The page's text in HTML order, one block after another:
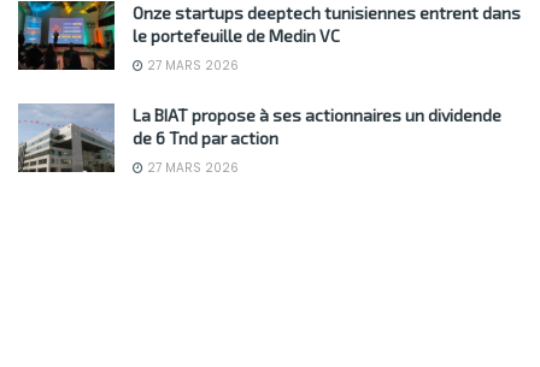
Onze startups deeptech tunisiennes entrent dans
le portefeuille de Medin VC
27 MARS 2026
La BIAT propose à ses actionnaires un dividende
de 6 Tnd par action
27 MARS 2026